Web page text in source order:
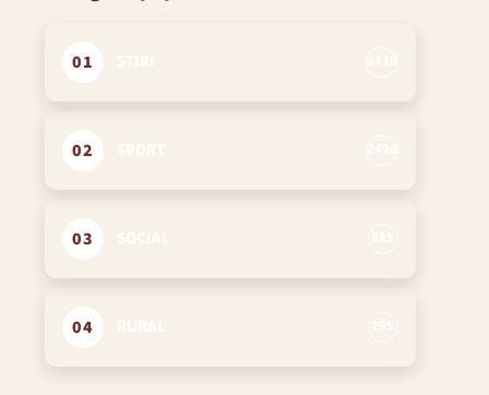
01
02
03
04